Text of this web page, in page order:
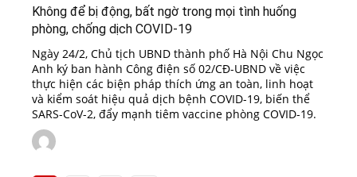
Không để bị động, bất ngờ trong mọi tình huống
phòng, chống dịch COVID-19
Ngày 24/2, Chủ tịch UBND thành phố Hà Nội Chu Ngọc
Anh ký ban hành Công điện số 02/CĐ-UBND về việc
thực hiện các biện pháp thích ứng an toàn, linh hoạt
và kiểm soát hiệu quả dịch bệnh COVID-19, biến thể
SARS-CoV-2, đẩy mạnh tiêm vaccine phòng COVID-19.